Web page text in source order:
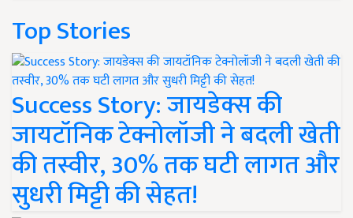
Top Stories
Success Story: जायडेक्स की
जायटॉनिक टेक्नोलॉजी ने बदली खेती
की तस्वीर, 30% तक घटी लागत और
सुधरी मिट्टी की सेहत!